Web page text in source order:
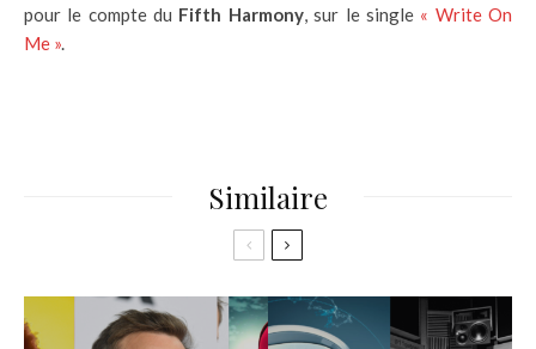
pour le compte du Fifth Harmony, sur le single « Write On
Me »
Similaire